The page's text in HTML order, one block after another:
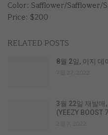
Color: Safflower/Safflower/
Price: $200
RELATED POSTS
8월 2일, 이지 데
3월 22일 재발매
(YEEZY BOOST